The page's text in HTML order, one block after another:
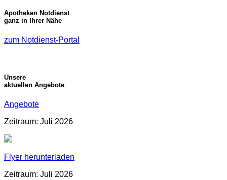
Apotheken Notdienst
ganz in Ihrer Nähe
zum Notdienst-Portal
Unsere
aktuellen Angebote
Angebote
Zeitraum: Juli 2026
Flyer herunterladen
Zeitraum: Juli 2026